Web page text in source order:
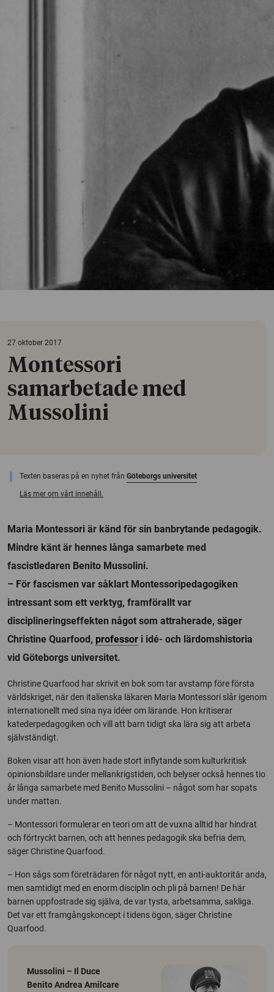
27 oktober 2017
Montessori
samarbetade med
Mussolini
Texten baseras på en nyhet från Göteborgs universitet
Läs mer om vårt innehåll.
Maria Montessori är känd för sin banbrytande pedagogik.
Mindre känt är hennes långa samarbete med
fascistledaren Benito Mussolini.
– För fascismen var såklart Montessoripedagogiken
intressant som ett verktyg, framförallt var
disciplineringseffekten något som attraherade, säger
Christine Quarfood, professor i idé- och lärdomshistoria
vid Göteborgs universitet.
Christine Quarfood har skrivit en bok som tar avstamp före första
världskriget, när den italienska läkaren Maria Montessori slår igenom
internationellt med sina nya idéer om lärande. Hon kritiserar
katederpedagogiken och vill att barn tidigt ska lära sig att arbeta
självständigt.
Boken visar att hon även hade stort inflytande som kulturkritisk
opinionsbildare under mellankrigstiden, och belyser också hennes tio
år långa samarbete med Benito Mussolini – något som har sopats
under mattan.
– Montessori formulerar en teori om att de vuxna alltid har hindrat
och förtryckt barnen, och att hennes pedagogik ska befria dem,
säger Christine Quarfood.
– Hon sågs som företrädaren för något nytt, en anti-auktoritär anda,
men samtidigt med en enorm disciplin och pli på barnen! De här
barnen uppfostrade sig själva, de var tysta, arbetsamma, sakliga.
Det var ett framgångskoncept i tidens ögon, säger Christine
Quarfood.
Mussolini – Il Duce
Benito Andrea Amilcare